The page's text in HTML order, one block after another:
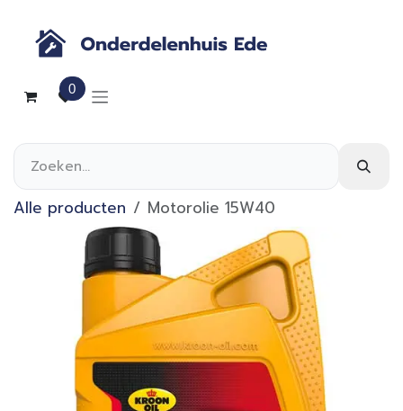
0
Alle producten Motorolie 15W40